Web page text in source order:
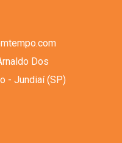
Dos
- Jundiaí (SP)